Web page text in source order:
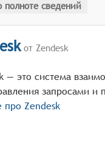
полноте сведений
от Zendesk
— это система
запросами и
про Zendesk